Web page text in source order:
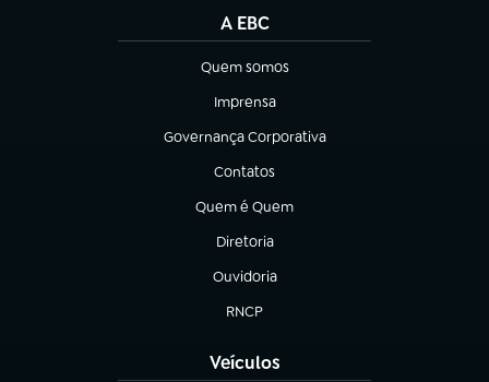
A EBC
Quem somos
(abre em nova aba)
Imprensa
(abre em nova aba)
Governança Corporativa
(abre em nova aba)
Contatos
(abre em nova aba)
Quem é Quem
(abre em nova aba)
Diretoria
(abre em nova aba)
Ouvidoria
(abre em nova aba)
RNCP
(abre em nova aba)
Veículos